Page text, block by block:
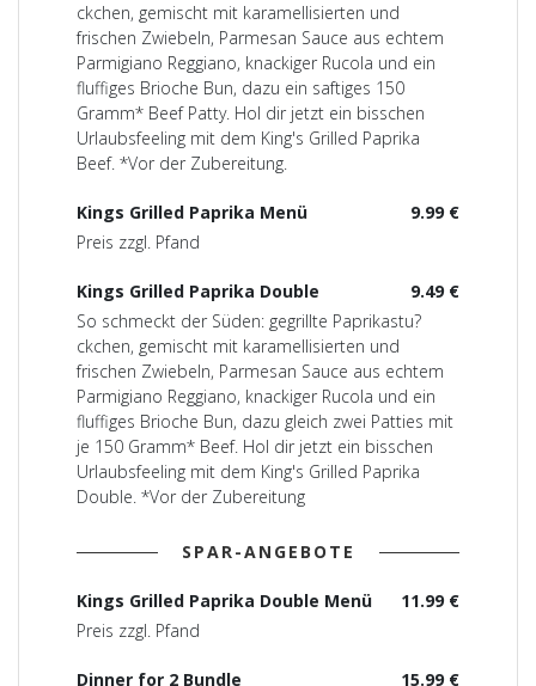
ckchen, gemischt mit karamellisierten und
frischen Zwiebeln, Parmesan Sauce aus echtem
Parmigiano Reggiano, knackiger Rucola und ein
fluffiges Brioche Bun, dazu ein saftiges 150
Gramm* Beef Patty. Hol dir jetzt ein bisschen
Urlaubsfeeling mit dem King's Grilled Paprika
Beef. *Vor der Zubereitung.
9.99 €
Kings Grilled Paprika Menü
Preis zzgl. Pfand
9.49 €
Kings Grilled Paprika Double
So schmeckt der Süden: gegrillte Paprikastu?
ckchen, gemischt mit karamellisierten und
frischen Zwiebeln, Parmesan Sauce aus echtem
Parmigiano Reggiano, knackiger Rucola und ein
fluffiges Brioche Bun, dazu gleich zwei Patties mit
je 150 Gramm* Beef. Hol dir jetzt ein bisschen
Urlaubsfeeling mit dem King's Grilled Paprika
Double. *Vor der Zubereitung
SPAR-ANGEBOTE
11.99 €
Kings Grilled Paprika Double Menü
Preis zzgl. Pfand
15.99 €
Dinner for 2 Bundle